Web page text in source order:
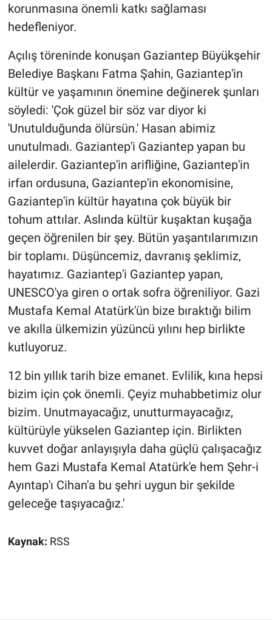
korunmasına önemli katkı sağlaması
hedefleniyor.
Açılış töreninde konuşan Gaziantep Büyükşehir
Belediye Başkanı Fatma Şahin, Gaziantep'in
kültür ve yaşamının önemine değinerek şunları
söyledi: 'Çok güzel bir söz var diyor ki
'Unutulduğunda ölürsün.' Hasan abimiz
unutulmadı. Gaziantep'i Gaziantep yapan bu
ailelerdir. Gaziantep'in arifliğine, Gaziantep'in
irfan ordusuna, Gaziantep'in ekonomisine,
Gaziantep'in kültür hayatına çok büyük bir
tohum attılar. Aslında kültür kuşaktan kuşağa
geçen öğrenilen bir şey. Bütün yaşantılarımızın
bir toplamı. Düşüncemiz, davranış şeklimiz,
hayatımız. Gaziantep'i Gaziantep yapan,
UNESCO'ya giren o ortak sofra öğreniliyor. Gazi
Mustafa Kemal Atatürk'ün bize bıraktığı bilim
ve akılla ülkemizin yüzüncü yılını hep birlikte
kutluyoruz.
12 bin yıllık tarih bize emanet. Evlilik, kına hepsi
bizim için çok önemli. Çeyiz muhabbetimiz olur
bizim. Unutmayacağız, unutturmayacağız,
kültürüyle yükselen Gaziantep için. Birlikten
kuvvet doğar anlayışıyla daha güçlü çalışacağız
hem Gazi Mustafa Kemal Atatürk'e hem Şehr-i
Ayıntap'ı Cihan'a bu şehri uygun bir şekilde
geleceğe taşıyacağız.'
Kaynak: RSS